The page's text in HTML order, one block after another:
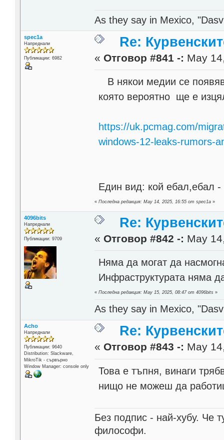
As they say in Mexico,
spec1a
Напреднали
Публикации: 6982
Re:
« Отговор #841 -: May
В някои медии се
която вероятно ще е
https://uk.pcmag.com/
windows-12-leaks-rumors-
Един вид: кой ебал,ебал
«Последна редакция: May 14, 2025, 16:55 от spec1a »
4096bits
Напреднали
Публикации: 9709
Re:
« Отговор #842 -: May
Няма да могат да
Инфраструктурата няма
«Последна редакция: May 15, 2025, 08:47 от 4096bits »
As they say in Mexico,
Acho
Напреднали
Публикации: 9640
Distribution: Slackware,
MikroTik - сървърно
Window Manager: console only
Re:
« Отговор #843 -: May
Това е тъпня, винаги
нищо не можеш да
Без подпис - най-хубу. Че
философи.